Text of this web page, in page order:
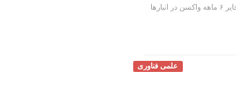
معاون بهداشت وزارت بهداشت گفت: در حال حاضر با پیش‌بینی‌های انجام شده ذخایر ۶ ماهه واکسن در انبار‌ها
علمی فناوری